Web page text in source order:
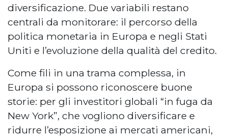
diversificazione. Due variabili restano
centrali da monitorare: il percorso della
politica monetaria in Europa e negli Stati
Uniti e l’evoluzione della qualità del credito.
Come fili in una trama complessa, in
Europa si possono riconoscere buone
storie: per gli investitori globali “in fuga da
New York”, che vogliono diversificare e
ridurre l’esposizione ai mercati americani,